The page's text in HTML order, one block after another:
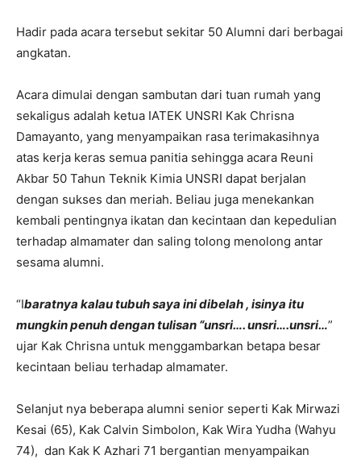
Hadir pada acara tersebut sekitar 50 Alumni dari berbagai
angkatan.
Acara dimulai dengan sambutan dari tuan rumah yang
sekaligus adalah ketua IATEK UNSRI Kak Chrisna
Damayanto, yang menyampaikan rasa terimakasihnya
atas kerja keras semua panitia sehingga acara Reuni
Akbar 50 Tahun Teknik Kimia UNSRI dapat berjalan
dengan sukses dan meriah. Beliau juga menekankan
kembali pentingnya ikatan dan kecintaan dan kepedulian
terhadap almamater dan saling tolong menolong antar
sesama alumni.
“Ibaratnya kalau tubuh saya ini dibelah , isinya itu
mungkin penuh dengan tulisan “unsri…. unsri….unsri…”
ujar Kak Chrisna untuk menggambarkan betapa besar
kecintaan beliau terhadap almamater.
Selanjut nya beberapa alumni senior seperti Kak Mirwazi
Kesai (65), Kak Calvin Simbolon, Kak Wira Yudha (Wahyu
74), dan Kak K Azhari 71 bergantian menyampaikan